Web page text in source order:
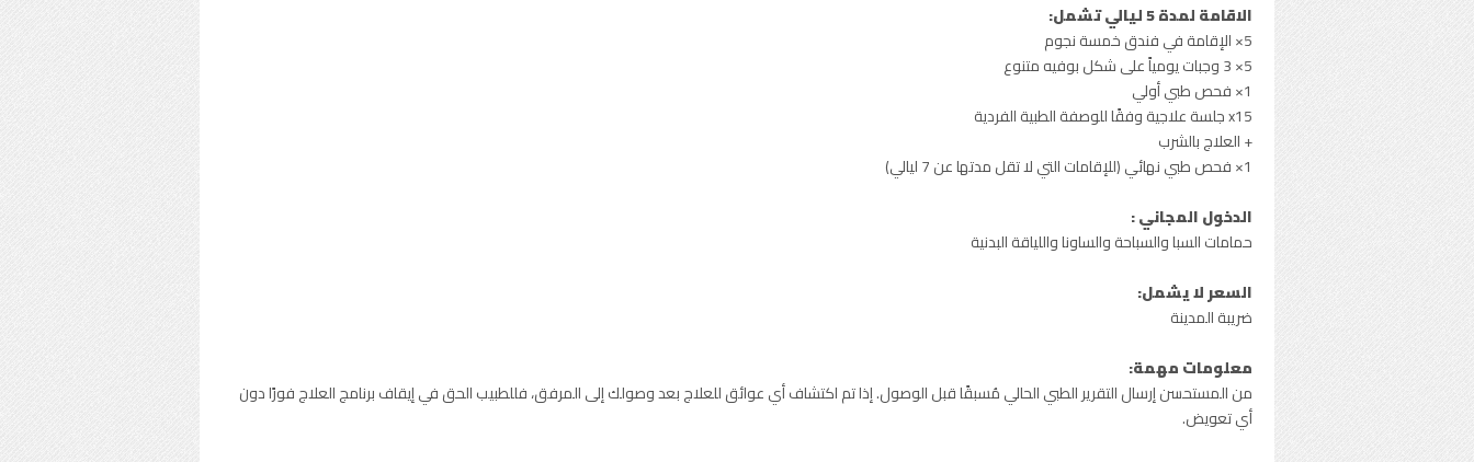
الاقامة لمدة 5 ليالي تشمل:
5× الإقامة في فندق خمسة نجوم
5× 3 وجبات يومياً على شكل بوفيه متنوع
1× فحص طبي أولي
x15 جلسة علاجية وفقًا للوصفة الطبية الفردية
+ العلاج بالشرب
1× فحص طبي نهائي (للإقامات التي لا تقل مدتها عن 7 ليالي)
الدخول المجاني :
حمامات السبا والسباحة والساونا واللياقة البدنية
السعر لا يشمل:
ضريبة المدينة
معلومات مهمة:
من المستحسن إرسال التقرير الطبي الحالي مُسبقًا قبل الوصول. إذا تم اكتشاف أي عوائق للعلاج بعد وصولك إلى المرفق، فللطبيب الحق في إيقاف برنامج العلاج فورًا دون
أي تعويض.